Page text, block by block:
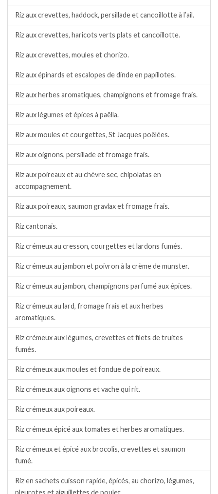
Riz aux crevettes, haddock, persillade et cancoillotte à l’ail.
Riz aux crevettes, haricots verts plats et cancoillotte.
Riz aux crevettes, moules et chorizo.
Riz aux épinards et escalopes de dinde en papillotes.
Riz aux herbes aromatiques, champignons et fromage frais.
Riz aux légumes et épices à paëlla.
Riz aux moules et courgettes, St Jacques poêlées.
Riz aux oignons, persillade et fromage frais.
Riz aux poireaux et au chèvre sec, chipolatas en
accompagnement.
Riz aux poireaux, saumon gravlax et fromage frais.
Riz cantonais.
Riz crémeux au cresson, courgettes et lardons fumés.
Riz crémeux au jambon et poivron à la crème de munster.
Riz crémeux au jambon, champignons parfumé aux épices.
Riz crémeux au lard, fromage frais et aux herbes
aromatiques.
Riz crémeux aux légumes, crevettes et filets de truites
fumés.
Riz crémeux aux moules et fondue de poireaux.
Riz crémeux aux oignons et vache qui rit.
Riz crémeux aux poireaux.
Riz crémeux épicé aux tomates et herbes aromatiques.
Riz crémeux et épicé aux brocolis, crevettes et saumon
fumé.
Riz en sachets cuisson rapide, épicés, au chorizo, légumes,